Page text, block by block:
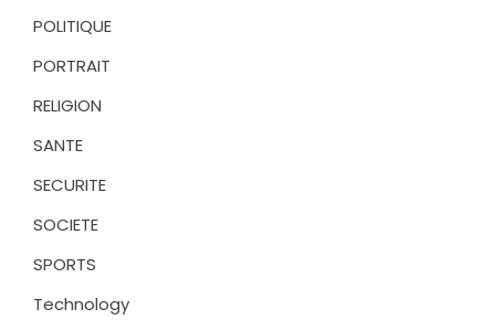
POLITIQUE
PORTRAIT
RELIGION
SANTE
SECURITE
SOCIETE
SPORTS
Technology